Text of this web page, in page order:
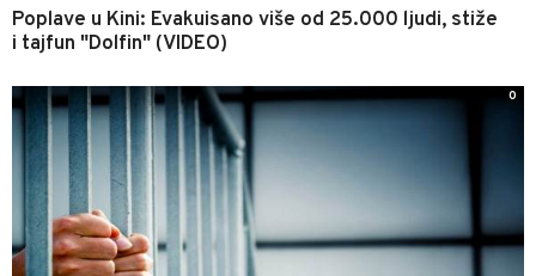
Poplave u Kini: Evakuisano više od 25.000 ljudi, stiže
i tajfun "Dolfin" (VIDEO)
0